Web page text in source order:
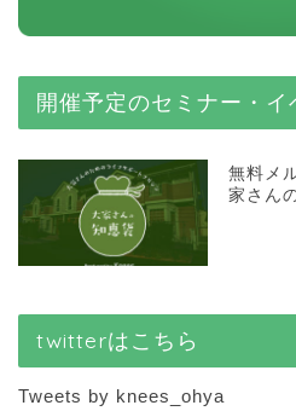
開催予定のセミナー・イ
無料メ
家さん
twitterはこちら
Tweets by knees_ohya